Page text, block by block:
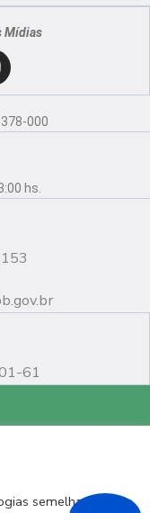
Mídias
000
hs.
61
semelhantes de